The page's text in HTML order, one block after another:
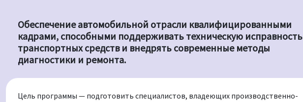
Обеспечение автомобильной отрасли квалифицированными
кадрами, способными поддерживать техническую исправность
транспортных средств и внедрять современные методы
диагностики и ремонта.
Цель программы — подготовить специалистов, владеющих производственно-